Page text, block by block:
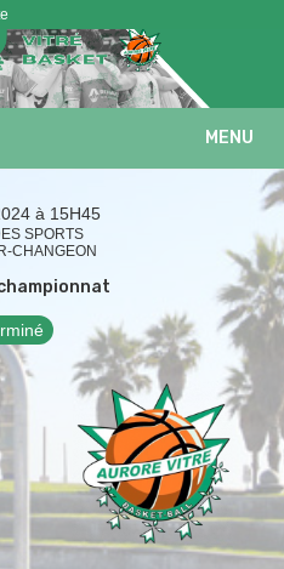
MENU
à 15H45
SPORTS
CHANGEON